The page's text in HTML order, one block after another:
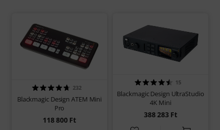
232
Blackmagic Design ATEM Mini
Pro
118 800 Ft
15
Blackmagic Design UltraStudio
4K Mini
388 283 Ft